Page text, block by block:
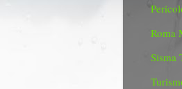
Roma
Sisma